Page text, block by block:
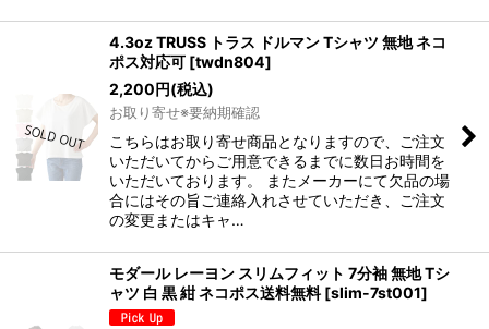
4.3oz TRUSS トラス ドルマン Tシャツ 無地 ネコ
ポス対応可 [twdn804]
2,200円(税込)
お取り寄せ※要納期確認
こちらはお取り寄せ商品となりますので、ご注文
いただいてからご用意できるまでに数日お時間を
いただいております。 またメーカーにて欠品の場
合にはその旨ご連絡入れさせていただき、ご注文
の変更またはキャ…
モダール レーヨン スリムフィット 7分袖 無地 Tシ
ャツ 白 黒 紺 ネコポス送料無料 [slim-7st001]